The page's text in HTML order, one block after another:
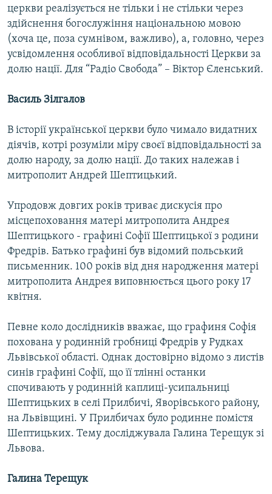
церкви реалізується не тільки і не стільки через
здійснення богослужіння національною мовою
(хоча це, поза сумнівом, важливо), а, головно, через
усвідомлення особливої відповідальності Церкви за
долю нації. Для “Радіо Свобода” – Віктор Єленський.
Василь Зілгалов
В історії української церкви було чимало видатних
діячів, котрі розуміли міру своєї відповідальності за
долю народу, за долю нації. До таких належав і
митрополит Андрей Шептицький.
Упродовж довгих років триває дискусія про
місцепоховання матері митрополита Андрея
Шептицького - графині Софії Шептицької з родини
Фредрів. Батько графині був відомий польський
письменник. 100 років від дня народження матері
митрополита Андрея виповнюється цього року 17
квітня.
Певне коло дослідників вважає, що графиня Софія
похована у родинній гробниці Фредрів у Рудках
Львівської області. Однак достовірно відомо з листів
синів графині Софії, що її тлінні останки
спочивають у родинній каплиці-усипальниці
Шептицьких в селі Прилбичі, Яворівського району,
на Львівщині. У Прилбичах було родинне помістя
Шептицьких. Тему досліджувала Галина Терещук зі
Львова.
Галина Терещук